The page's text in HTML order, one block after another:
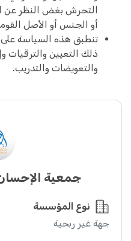
التحرش بغض النظر عن
أو الجنس أو الأصل
تنطبق هذه السياسة
ذلك التعيين والترقيات
والتعويضات والتدريب.
جمعية الإحسان
نوع المؤسسة
جهة غير ربحية